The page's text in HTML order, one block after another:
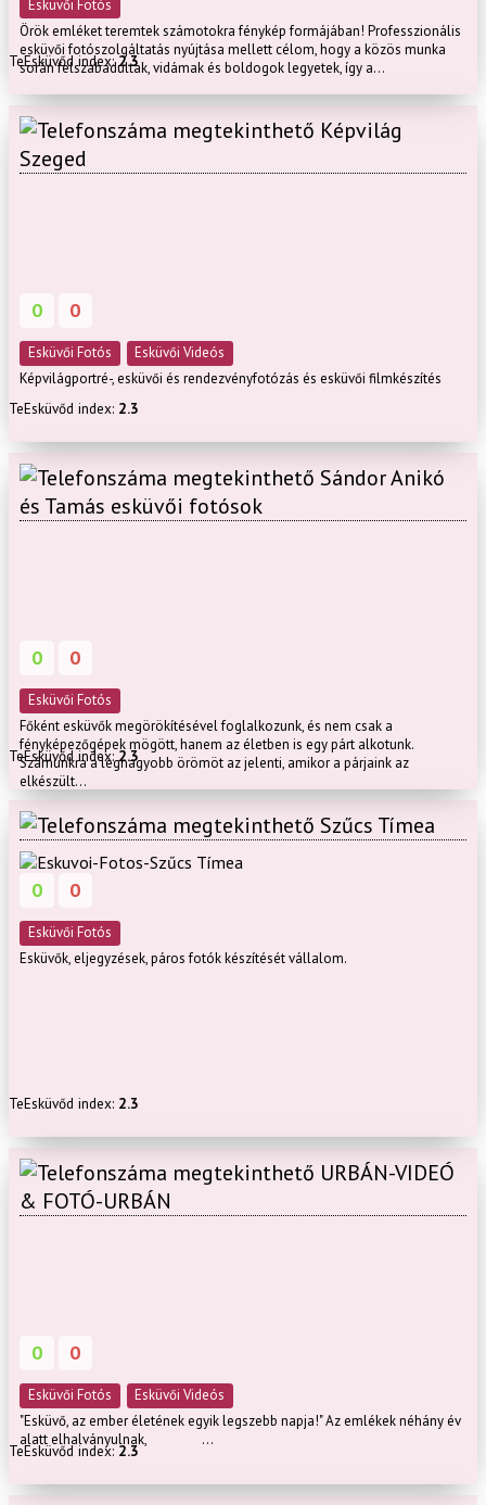
Esküvői Fotós
Örök emléket teremtek számotokra fénykép formájában! Professzionális
esküvői fotószolgáltatás nyújtása mellett célom, hogy a közös munka
során felszabadultak, vidámak és boldogok legyetek, így a...
TeEsküvőd index:2.3
Képvilág
Szeged
0 0
Esküvői Fotós
Esküvői Videós
Képvilágportré-, esküvői és rendezvényfotózás és esküvői filmkészítés
TeEsküvőd index: 2.3
Sándor Anikó
és Tamás esküvői fotósok
0 0
Esküvői Fotós
Főként esküvők megörökítésével foglalkozunk, és nem csak a
fényképezőgépek mögött, hanem az életben is egy párt alkotunk.
Számunkra a legnagyobb örömöt az jelenti, amikor a párjaink az
elkészült...
TeEsküvőd index:2.3
Szűcs Tímea
0 0
Esküvői Fotós
Esküvők, eljegyzések, páros fotók készítését vállalom.
TeEsküvőd index: 2.3
URBÁN-VIDEÓ
& FOTÓ-URBÁN
0 0
Esküvői Fotós
Esküvői Videós
"Esküvő, az ember életének egyik legszebb napja!" Az emlékek néhány év
alatt elhalványulnak, ...
TeEsküvőd index:2.3